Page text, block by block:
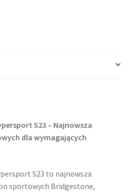
S23 – Najnowsza
dla wymagających
S23 to najnowsza
sportowych Bridgestone,